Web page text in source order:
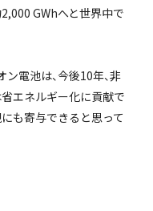
GWhへと世界中で
電池は、今後10年、非
エネルギー化に貢献で
も寄与できると思って